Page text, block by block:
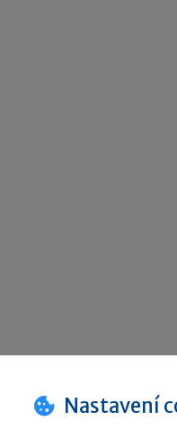
Nastavení